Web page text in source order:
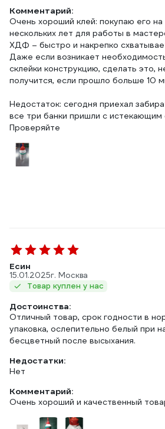
Комментарий:
Очень хороший клей: покупаю его
нескольких лет для работы в
ХДФ – быстро и накрепко
Даже если возникает
склейки конструкцию, сделать это,
получится, если прошло больше 10
Недостаток: сегодня приехал
все три банки пришли с истекающим
Проверяйте
Есин
15.01.2025г. Москва
Товар куплен у нас
Достоинства:
Отличный товар, срок годности в
упаковка, ослепительно белый при
бесцветный после высыхания.
Недостатки:
Нет
Комментарий:
Очень хороший и качественный